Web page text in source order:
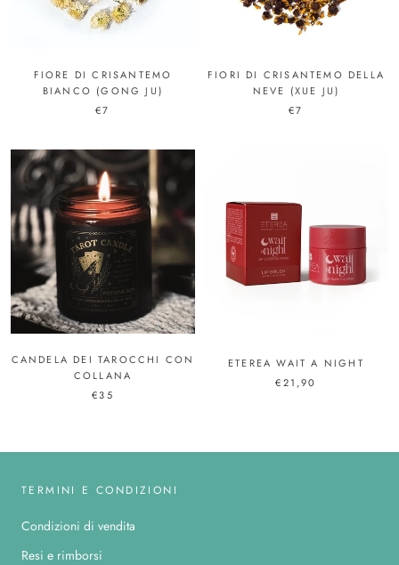
FIORE DI CRISANTEMO
BIANCO (GONG JU)
€7
FIORI DI CRISANTEMO DELLA
NEVE (XUE JU)
€7
CANDELA DEI TAROCCHI CON
COLLANA
€35
ETEREA WAIT A NIGHT
€21,90
TERMINI E CONDIZIONI
Condizioni di vendita
Resi e rimborsi